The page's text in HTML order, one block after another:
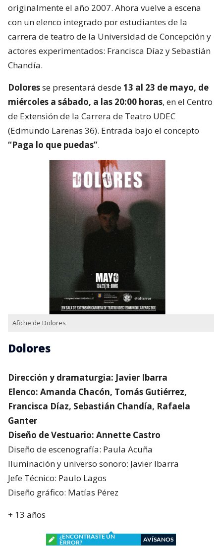
originalmente el año 2007. Ahora vuelve a escena
con un elenco integrado por estudiantes de la
carrera de teatro de la Universidad de Concepción y
actores experimentados: Francisca Díaz y Sebastián
Chandía.
Doloresse presentará desde13 al 23 de mayo, de
miércoles a sábado, a las 20:00 horas, en el Centro
de Extensión de la Carrera de Teatro UDEC
(Edmundo Larenas 36). Entrada bajo el concepto
“Paga lo que puedas”.
Afiche de Dolores
Dolores
Dirección y dramaturgia: Javier Ibarra
Elenco: Amanda Chacón, Tomás Gutiérrez,
Francisca Díaz, Sebastián Chandía, Rafaela
Ganter
Diseño de Vestuario: Annette Castro
Diseño de escenografía: Paula Acuña
Iluminación y universo sonoro: Javier Ibarra
Jefe Técnico: Paulo Lagos
Diseño gráfico: Matías Pérez
+ 13 años
¿ENCONTRASTE UN
ERROR?
AVÍSANOS